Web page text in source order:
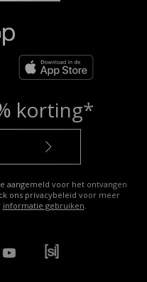
korting*
aangemeld voor het ontvangen
ons privacybeleid voor meer
informatie gebruiken.